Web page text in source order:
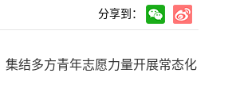
分享到：
集结多方青年志愿力量开展常态化